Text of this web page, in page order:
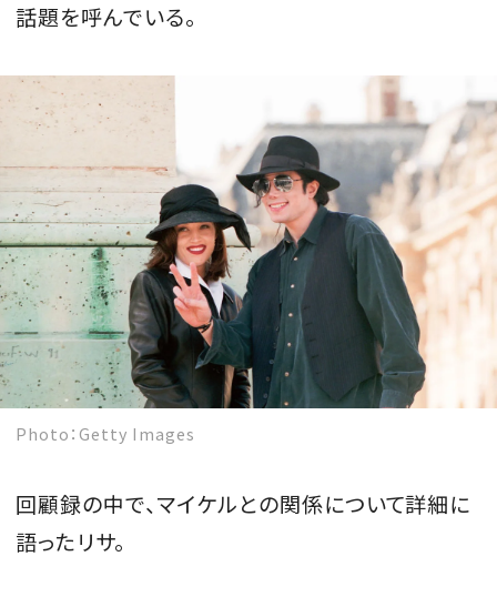
MAGAZINE
SPUR 2026 JULY
2026年9月号
2026-07-23発売
最新号を試し読み
話題を呼んでいる。
Photo：Getty Images
回顧録の中で、マイケルとの関係について詳細に
語ったリサ。